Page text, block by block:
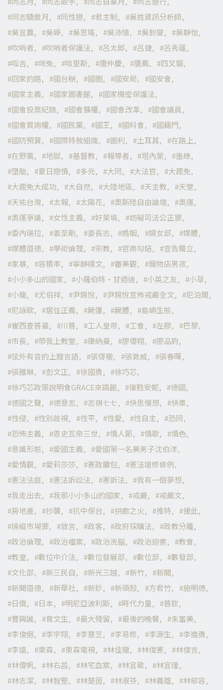
同志驕傲月
同性戀 君主制
吳姓資訊分析師
吳宜農
吳崢 吳思瑤 吳沛憶 吳釗燮
吳靜怡
吹哨者
吹哨者保護法 呂太郎 呂捷
呂秀蓮
呱吉
咪兔 哈里斯 唐仲慶 唐鳳
四叉貓
回家的路
國台辦 國圖 國安局
國安會
國家主義
國家圖書館
國家機密保護法
國會投票紀錄
國會擴權 國會改革
國會議員
國會質詢權
國民黨 國王 國科會
國籍門
國防預算
國際特赦組織 圖利 土耳其
在路上
在野黨
地獄 基督教 報導者 塔內萊
墨綠
墮胎
夏日戀情 多元 大同 大法官
大罷免
大罷免大成功
大自然 大陸地區 天主教
天堂
天祐台灣
太報 太陽花 奧斯陸自由論壇
奧運
奧運爭議
女性主義 好萊塢
妨礙司法公正罪
委內瑞拉
姜至剛 姜長志 婚姻 婦女部
媒體
媒體道德
學術倫理 宗教 官商勾結
宣告獨立
家暴
容積率 寧靜禱文 審美觀
寵物店男孩
小小多山的國家
小羅伯特·甘迺迪 小英之友
小草
小龍
尤伯祥 尹錫悅 尹錫悅宣佈戒嚴全文
尼泊爾
尼詠歐
居住正義 屍僵 屍體
島嶼生態
崔西查普曼
川普 工人皇帝 工會 左膠
巴黎
市長
帶我上教堂 康納曼 廖偉翔
廖品鈞
弦外有音的上膛言語
張啓楷 張敦威
張春暉
張雅琳
彭文正 徐國勇
徐巧芯
徐巧芯政策說明會GRACE來踢館
復甦安妮
德國
德國之聲
德意志 志祺七七 快思慢想
快車
性侵
性別歧視 性平 性愛 性自主
恐同
恐怖主義
恩史瓦帝三世 情人節 情歌
情色
意識形態
愛國主義
愛國第一名美男子沈伯洋
愛情觀
愛莉莎莎 憲政膿包
憲法增修條例
憲法法庭
憲法訴訟法 憲訴法
我有一個夢想
我走出去
我那小小多山的國家 戒嚴
戒嚴文
房地產
抄襲 抗中保台 拱廊之火 推特
援此
操縱市場罪
放言 政客 政府採購法
政教分離
政治倫理
政治檔案 政治洗腦 政治迫害
教會
教皇
數位中介法 數位發展部 數位部
數發部
文化部
新三民自 新光三越 新竹
新聞
新聞道德
新華社 新鈔 新頭殼 方君竹
施明德
日僑
日本 明尼亞波利斯 時代力量
普欽
曹興誠
曾文生 最大殘留 最後的晚餐
朱富美
李俊俋
李宇翔 李慧芝 李易修 李源生
李進勇
李遠
東森 東森電視 林佳龍 林俊憲
林俊言
林偉帆
林右昌 林宅血案 林宜敬
林宜瑾
林志潔
林智堅 林楚茵 林淑芬 林義雄
林郁容